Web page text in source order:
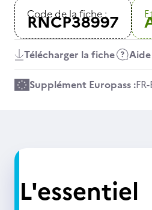
Code de la fiche :
RNCP38997
Télécharger la fiche
Supplément Europass :FR-
L'essentiel